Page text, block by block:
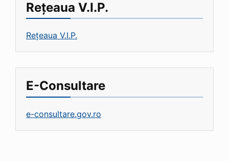
Rețeaua V.I.P.
Rețeaua V.I.P.
E-Consultare
e-consultare.gov.ro